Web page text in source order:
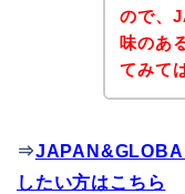
ので、
味のあ
てみて
⇒
したい方はこちら